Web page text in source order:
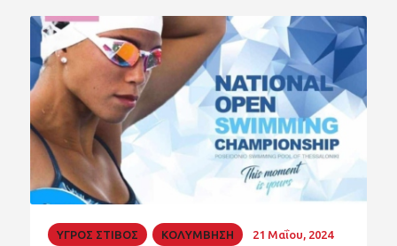
ΥΓΡΟΣ ΣΤΙΒΟΣ ΚΟΛΥΜΒΗΣΗ 21 Μαΐου, 2024